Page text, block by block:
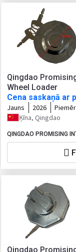
Qingdao
Wheel Loader
Cena saskaņā ar
Jauns 2026
Ķīna, Qingdao
QINGDAO PROMISING
Qingdao